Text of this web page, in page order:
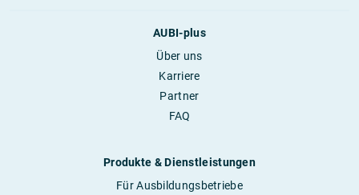
AUBI-plus
Über uns
Karriere
Partner
FAQ
Produkte & Dienstleistungen
Für Ausbildungsbetriebe